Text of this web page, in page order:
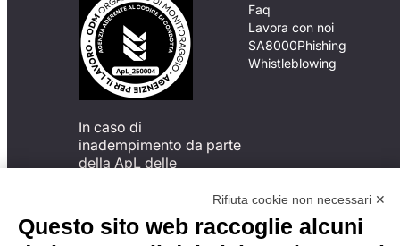
In caso di
inadempimento da parte
della ApL delle
del Codice di Condotta, è
possibile presentare un
reclamo
Faq
Lavora con noi
SA8000Phishing
Whistleblowing
Rifiuta cookie non necessari ✕
Questo sito web raccoglie alcuni